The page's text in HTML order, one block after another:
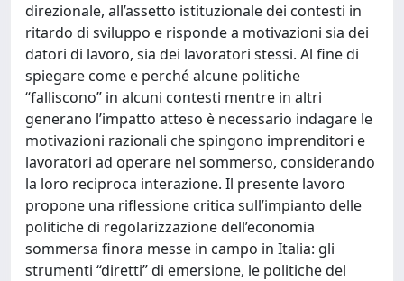
direzionale, all’assetto istituzionale dei contesti in
ritardo di sviluppo e risponde a motivazioni sia dei
datori di lavoro, sia dei lavoratori stessi. Al fine di
spiegare come e perché alcune politiche
“falliscono” in alcuni contesti mentre in altri
generano l’impatto atteso è necessario indagare le
motivazioni razionali che spingono imprenditori e
lavoratori ad operare nel sommerso, considerando
la loro reciproca interazione. Il presente lavoro
propone una riflessione critica sull’impianto delle
politiche di regolarizzazione dell’economia
sommersa finora messe in campo in Italia: gli
strumenti “diretti” di emersione, le politiche del